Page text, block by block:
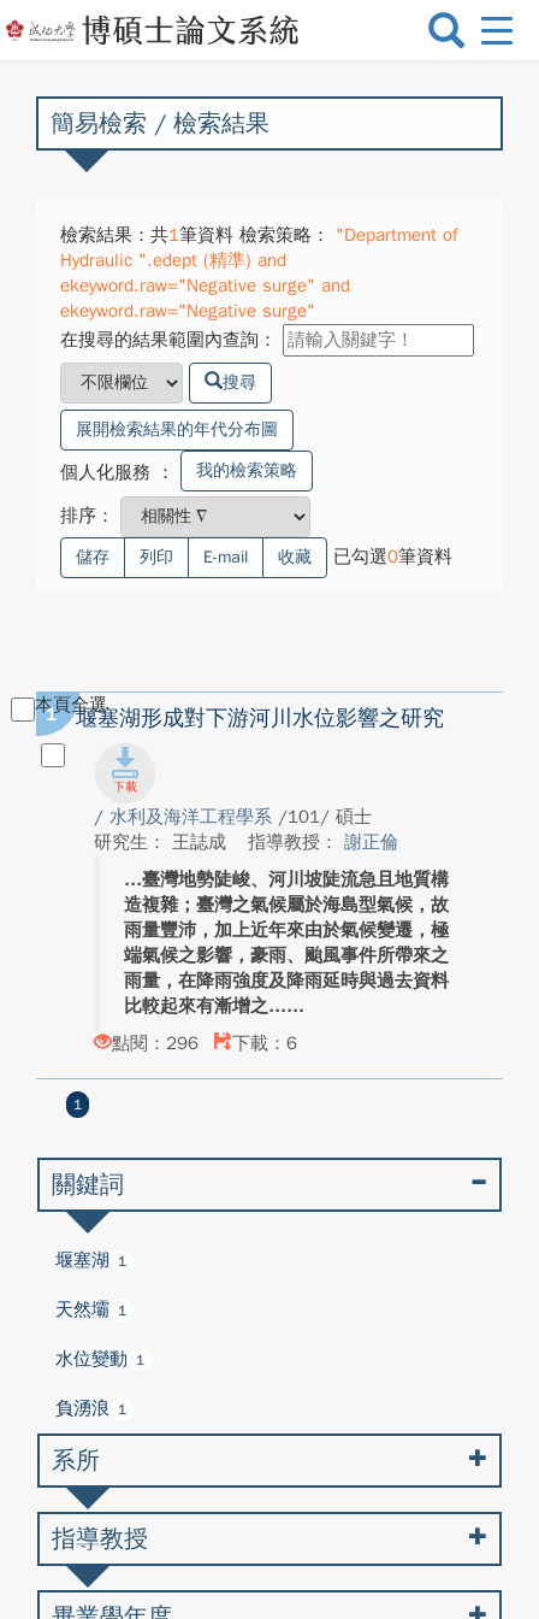
選
換
簡易檢索 / 檢索結果
檢索結果：共1筆資料 檢索策略：
"Department of
Hydraulic ".edept (精準) and
ekeyword.raw="Negative surge" and
ekeyword.raw="Negative surge"
在搜尋的結果範圍內查詢：
搜尋
展開檢索結果的年代分布圖
個人化服務 ： 我的檢索策略
排序：
儲存 列印 E-mail 收藏 已勾選0筆資料
本頁全選
1 堰塞湖形成對下游河川水位影響之研究
/ 水利及海洋工程學系 /101/ 碩士
研究生： 王誌成
指導教授： 謝正倫
臺灣地勢陡峻、河川坡陡流急且地質構
造複雜；臺灣之氣候屬於海島型氣候，故
雨量豐沛，加上近年來由於氣候變遷，極
端氣候之影響，豪雨、颱風事件所帶來之
雨量，在降雨強度及降雨延時與過去資料
比較起來有漸增之...
點閱：296
下載：6
1
關鍵詞
堰塞湖 1
天然壩 1
水位變動 1
負湧浪 1
系所
指導教授